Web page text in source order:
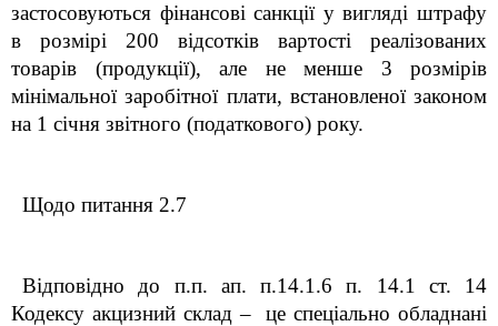
застосовуються фінансові санкції у вигляді штрафу
в розмірі 200 відсотків вартості реалізованих
товарів (продукції), але не менше 3 розмірів
мінімальної заробітної плати, встановленої законом
на 1 січня звітного (податкового) року.
Щодо питання 2.7
Відповідно до п.п. ап. п.14.1.6 п. 14.1 ст. 14
Кодексу акцизний склад – це спеціально обладнані